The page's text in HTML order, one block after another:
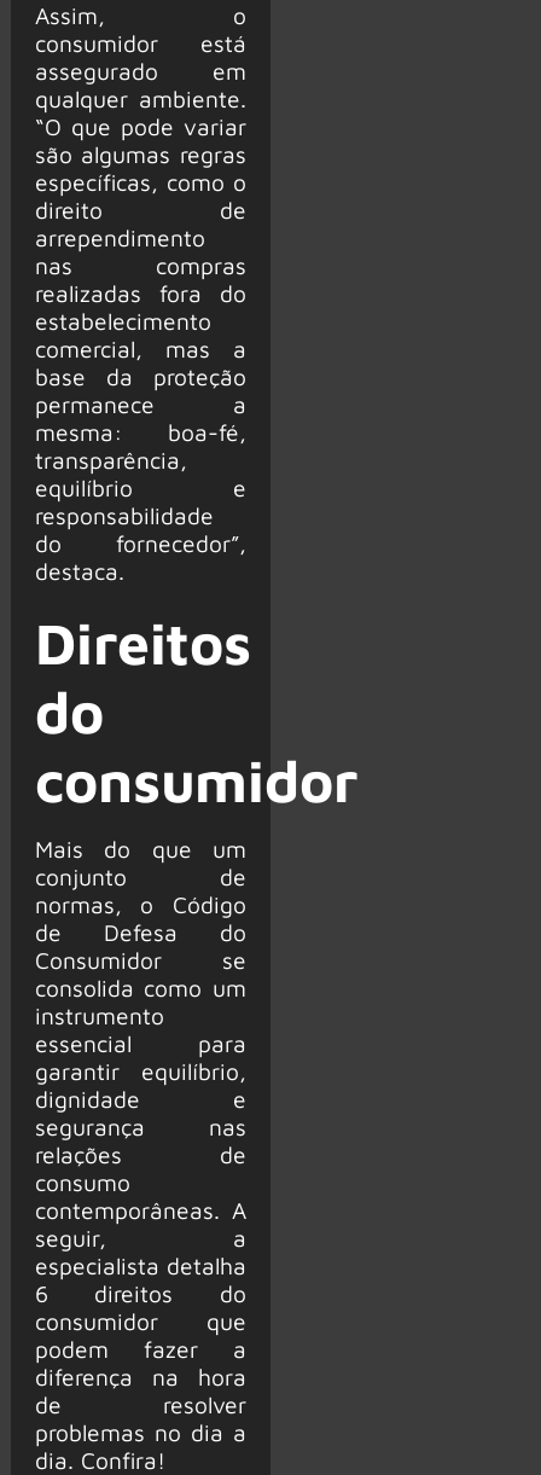
Assim, o
consumidor está
assegurado em
qualquer ambiente.
“O que pode variar
são algumas regras
específicas, como o
direito de
arrependimento
nas compras
realizadas fora do
estabelecimento
comercial, mas a
base da proteção
permanece a
mesma: boa-fé,
transparência,
equilíbrio e
responsabilidade
do fornecedor”,
destaca.
Direitos
do
consumidor
Mais do que um
conjunto de
normas, o Código
de Defesa do
Consumidor se
consolida como um
instrumento
essencial para
garantir equilíbrio,
dignidade e
segurança nas
relações de
consumo
contemporâneas. A
seguir, a
especialista detalha
6 direitos do
consumidor que
podem fazer a
diferença na hora
de resolver
problemas no dia a
dia. Confira!